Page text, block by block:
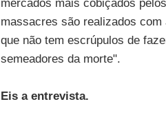
mercados mais cobiçados
massacres são realizados
que não tem escrúpulos de
semeadores da morte".
Eis a entrevista.